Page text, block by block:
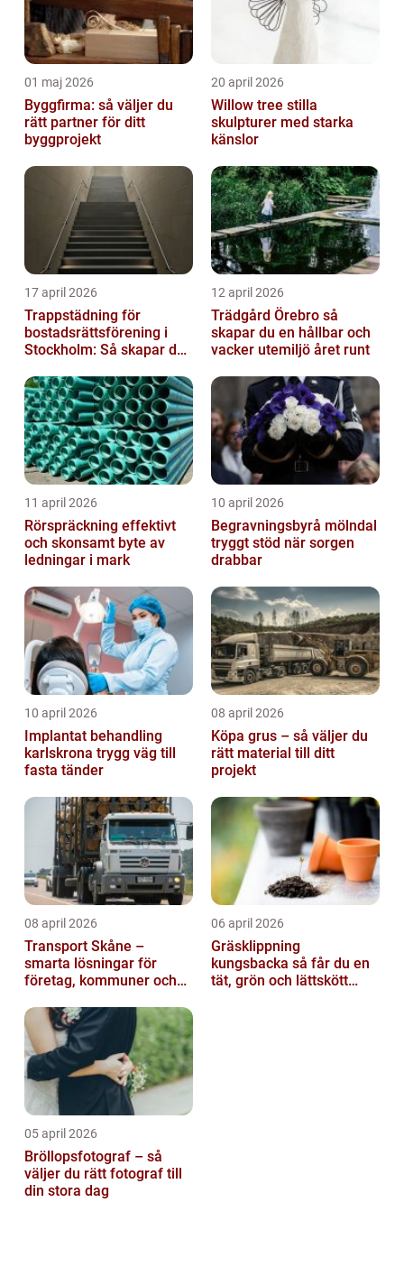
01 maj 2026
Byggfirma: så väljer du
rätt partner för ditt
byggprojekt
20 april 2026
Willow tree stilla
skulpturer med starka
känslor
17 april 2026
Trappstädning för
bostadsrättsförening i
Stockholm: Så skapar du
trapphus...
12 april 2026
Trädgård Örebro så
skapar du en hållbar och
vacker utemiljö året runt
11 april 2026
Rörspräckning effektivt
och skonsamt byte av
ledningar i mark
10 april 2026
Begravningsbyrå mölndal
tryggt stöd när sorgen
drabbar
10 april 2026
Implantat behandling
karlskrona trygg väg till
fasta tänder
08 april 2026
Köpa grus – så väljer du
rätt material till ditt
projekt
08 april 2026
Transport Skåne –
smarta lösningar för
företag, kommuner och
06 april 2026
Gräsklippning
kungsbacka så får du en
tät, grön och lättskött
05 april 2026
Bröllopsfotograf – så
väljer du rätt fotograf till
din stora dag